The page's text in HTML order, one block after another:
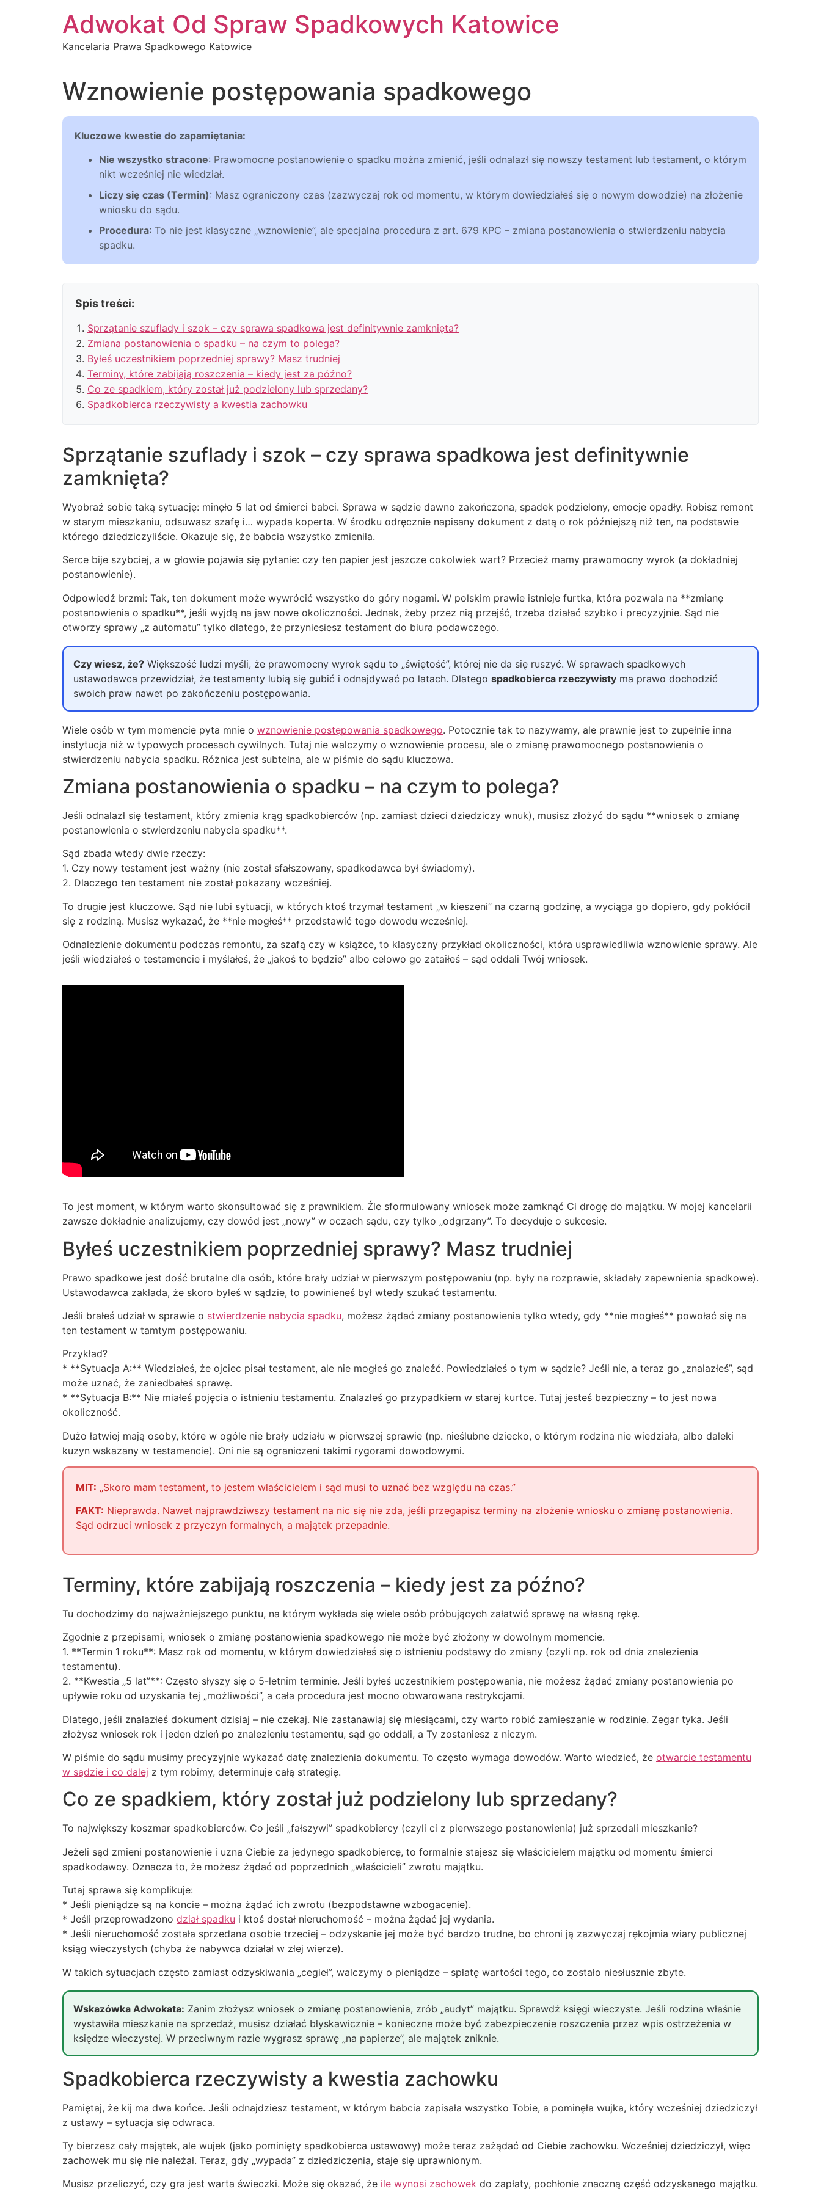
Adwokat Od Spraw Spadkowych Katowice
Kancelaria Prawa Spadkowego Katowice
Wznowienie postępowania spadkowego
Kluczowe kwestie do zapamiętania:
Nie wszystko stracone: Prawomocne postanowienie o spadku można zmienić, jeśli odnalazł się nowszy testament lub testament, o którym
nikt wcześniej nie wiedział.
Liczy się czas (Termin): Masz ograniczony czas (zazwyczaj rok od momentu, w którym dowiedziałeś się o nowym dowodzie) na złożenie
wniosku do sądu.
Procedura: To nie jest klasyczne „wznowienie”, ale specjalna procedura z art. 679 KPC – zmiana postanowienia o stwierdzeniu nabycia
spadku.
Spis treści:
Sprzątanie szuflady i szok – czy sprawa spadkowa jest definitywnie zamknięta?
Zmiana postanowienia o spadku – na czym to polega?
Byłeś uczestnikiem poprzedniej sprawy? Masz trudniej
Terminy, które zabijają roszczenia – kiedy jest za późno?
Co ze spadkiem, który został już podzielony lub sprzedany?
Spadkobierca rzeczywisty a kwestia zachowku
Sprzątanie szuflady i szok – czy sprawa spadkowa jest definitywnie
zamknięta?
Wyobraź sobie taką sytuację: minęło 5 lat od śmierci babci. Sprawa w sądzie dawno zakończona, spadek podzielony, emocje opadły. Robisz remont
w starym mieszkaniu, odsuwasz szafę i… wypada koperta. W środku odręcznie napisany dokument z datą o rok późniejszą niż ten, na podstawie
którego dziedziczyliście. Okazuje się, że babcia wszystko zmieniła.
Serce bije szybciej, a w głowie pojawia się pytanie: czy ten papier jest jeszcze cokolwiek wart? Przecież mamy prawomocny wyrok (a dokładniej
postanowienie).
Odpowiedź brzmi: Tak, ten dokument może wywrócić wszystko do góry nogami. W polskim prawie istnieje furtka, która pozwala na **zmianę
postanowienia o spadku**, jeśli wyjdą na jaw nowe okoliczności. Jednak, żeby przez nią przejść, trzeba działać szybko i precyzyjnie. Sąd nie
otworzy sprawy „z automatu” tylko dlatego, że przyniesiesz testament do biura podawczego.
Czy wiesz, że? Większość ludzi myśli, że prawomocny wyrok sądu to „świętość”, której nie da się ruszyć. W sprawach spadkowych
ustawodawca przewidział, że testamenty lubią się gubić i odnajdywać po latach. Dlatego spadkobierca rzeczywisty ma prawo dochodzić
swoich praw nawet po zakończeniu postępowania.
Wiele osób w tym momencie pyta mnie o wznowienie postępowania spadkowego. Potocznie tak to nazywamy, ale prawnie jest to zupełnie inna
instytucja niż w typowych procesach cywilnych. Tutaj nie walczymy o wznowienie procesu, ale o zmianę prawomocnego postanowienia o
stwierdzeniu nabycia spadku. Różnica jest subtelna, ale w piśmie do sądu kluczowa.
Zmiana postanowienia o spadku – na czym to polega?
Jeśli odnalazł się testament, który zmienia krąg spadkobierców (np. zamiast dzieci dziedziczy wnuk), musisz złożyć do sądu **wniosek o zmianę
postanowienia o stwierdzeniu nabycia spadku**.
Sąd zbada wtedy dwie rzeczy:
1. Czy nowy testament jest ważny (nie został sfałszowany, spadkodawca był świadomy).
2. Dlaczego ten testament nie został pokazany wcześniej.
To drugie jest kluczowe. Sąd nie lubi sytuacji, w których ktoś trzymał testament „w kieszeni” na czarną godzinę, a wyciąga go dopiero, gdy pokłócił
się z rodziną. Musisz wykazać, że **nie mogłeś** przedstawić tego dowodu wcześniej.
Odnalezienie dokumentu podczas remontu, za szafą czy w książce, to klasyczny przykład okoliczności, która usprawiedliwia wznowienie sprawy. Ale
jeśli wiedziałeś o testamencie i myślałeś, że „jakoś to będzie” albo celowo go zataiłeś – sąd oddali Twój wniosek.
To jest moment, w którym warto skonsultować się z prawnikiem. Źle sformułowany wniosek może zamknąć Ci drogę do majątku. W mojej kancelarii
zawsze dokładnie analizujemy, czy dowód jest „nowy” w oczach sądu, czy tylko „odgrzany”. To decyduje o sukcesie.
Byłeś uczestnikiem poprzedniej sprawy? Masz trudniej
Prawo spadkowe jest dość brutalne dla osób, które brały udział w pierwszym postępowaniu (np. były na rozprawie, składały zapewnienia spadkowe).
Ustawodawca zakłada, że skoro byłeś w sądzie, to powinieneś był wtedy szukać testamentu.
Jeśli brałeś udział w sprawie o stwierdzenie nabycia spadku, możesz żądać zmiany postanowienia tylko wtedy, gdy **nie mogłeś** powołać się na
ten testament w tamtym postępowaniu.
Przykład?
* **Sytuacja A:** Wiedziałeś, że ojciec pisał testament, ale nie mogłeś go znaleźć. Powiedziałeś o tym w sądzie? Jeśli nie, a teraz go „znalazłeś”, sąd
może uznać, że zaniedbałeś sprawę.
* **Sytuacja B:** Nie miałeś pojęcia o istnieniu testamentu. Znalazłeś go przypadkiem w starej kurtce. Tutaj jesteś bezpieczny – to jest nowa
okoliczność.
Dużo łatwiej mają osoby, które w ogóle nie brały udziału w pierwszej sprawie (np. nieślubne dziecko, o którym rodzina nie wiedziała, albo daleki
kuzyn wskazany w testamencie). Oni nie są ograniczeni takimi rygorami dowodowymi.
MIT: „Skoro mam testament, to jestem właścicielem i sąd musi to uznać bez względu na czas.”
FAKT: Nieprawda. Nawet najprawdziwszy testament na nic się nie zda, jeśli przegapisz terminy na złożenie wniosku o zmianę postanowienia.
Sąd odrzuci wniosek z przyczyn formalnych, a majątek przepadnie.
Terminy, które zabijają roszczenia – kiedy jest za późno?
Tu dochodzimy do najważniejszego punktu, na którym wykłada się wiele osób próbujących załatwić sprawę na własną rękę.
Zgodnie z przepisami, wniosek o zmianę postanowienia spadkowego nie może być złożony w dowolnym momencie.
1. **Termin 1 roku**: Masz rok od momentu, w którym dowiedziałeś się o istnieniu podstawy do zmiany (czyli np. rok od dnia znalezienia
testamentu).
2. **Kwestia „5 lat”**: Często słyszy się o 5-letnim terminie. Jeśli byłeś uczestnikiem postępowania, nie możesz żądać zmiany postanowienia po
upływie roku od uzyskania tej „możliwości”, a cała procedura jest mocno obwarowana restrykcjami.
Dlatego, jeśli znalazłeś dokument dzisiaj – nie czekaj. Nie zastanawiaj się miesiącami, czy warto robić zamieszanie w rodzinie. Zegar tyka. Jeśli
złożysz wniosek rok i jeden dzień po znalezieniu testamentu, sąd go oddali, a Ty zostaniesz z niczym.
W piśmie do sądu musimy precyzyjnie wykazać datę znalezienia dokumentu. To często wymaga dowodów. Warto wiedzieć, że otwarcie testamentu
w sądzie i co dalej z tym robimy, determinuje całą strategię.
Co ze spadkiem, który został już podzielony lub sprzedany?
To największy koszmar spadkobierców. Co jeśli „fałszywi” spadkobiercy (czyli ci z pierwszego postanowienia) już sprzedali mieszkanie?
Jeżeli sąd zmieni postanowienie i uzna Ciebie za jedynego spadkobiercę, to formalnie stajesz się właścicielem majątku od momentu śmierci
spadkodawcy. Oznacza to, że możesz żądać od poprzednich „właścicieli” zwrotu majątku.
Tutaj sprawa się komplikuje:
* Jeśli pieniądze są na koncie – można żądać ich zwrotu (bezpodstawne wzbogacenie).
* Jeśli przeprowadzono dział spadku i ktoś dostał nieruchomość – można żądać jej wydania.
* Jeśli nieruchomość została sprzedana osobie trzeciej – odzyskanie jej może być bardzo trudne, bo chroni ją zazwyczaj rękojmia wiary publicznej
ksiąg wieczystych (chyba że nabywca działał w złej wierze).
W takich sytuacjach często zamiast odzyskiwania „cegieł”, walczymy o pieniądze – spłatę wartości tego, co zostało niesłusznie zbyte.
Wskazówka Adwokata: Zanim złożysz wniosek o zmianę postanowienia, zrób „audyt” majątku. Sprawdź księgi wieczyste. Jeśli rodzina właśnie
wystawiła mieszkanie na sprzedaż, musisz działać błyskawicznie – konieczne może być zabezpieczenie roszczenia przez wpis ostrzeżenia w
księdze wieczystej. W przeciwnym razie wygrasz sprawę „na papierze”, ale majątek zniknie.
Spadkobierca rzeczywisty a kwestia zachowku
Pamiętaj, że kij ma dwa końce. Jeśli odnajdziesz testament, w którym babcia zapisała wszystko Tobie, a pominęła wujka, który wcześniej dziedziczył
z ustawy – sytuacja się odwraca.
Ty bierzesz cały majątek, ale wujek (jako pominięty spadkobierca ustawowy) może teraz zażądać od Ciebie zachowku. Wcześniej dziedziczył, więc
zachowek mu się nie należał. Teraz, gdy „wypada” z dziedziczenia, staje się uprawnionym.
Musisz przeliczyć, czy gra jest warta świeczki. Może się okazać, że ile wynosi zachowek do zapłaty, pochłonie znaczną część odzyskanego majątku.